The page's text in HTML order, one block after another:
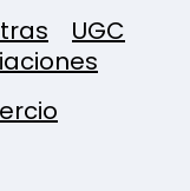
UGC